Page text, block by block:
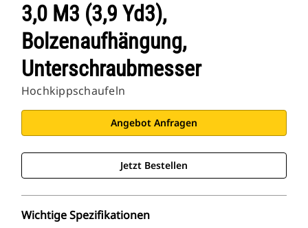
3,0 M3 (3,9 Yd3),
Bolzenaufhängung,
Unterschraubmesser
Hochkippschaufeln
Angebot Anfragen
Jetzt Bestellen
Wichtige Spezifikationen